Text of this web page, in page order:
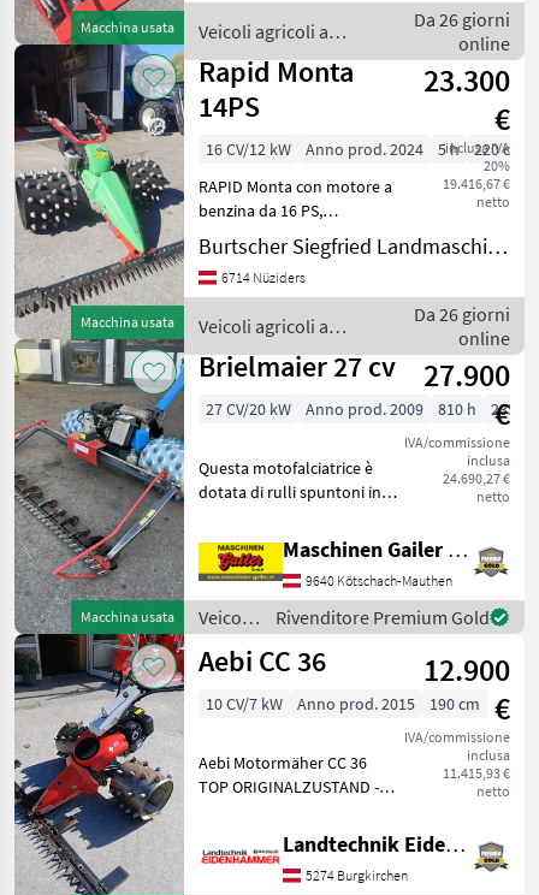
Macchina usata
auch sperrbar,
Stachelwalzen Stahl 4-
Reihig. Grundmasch
Veicoli agricoli a
motore / Rapid
Da 26 giorni
online
Macchina usata
Rapid Monta
14PS
23.300
€
inclusa IVA
20%
19.416,67 €
netto
16 CV/12 kW Anno prod. 2024 5 h
220 cm
RAPID Monta con motore a
benzina da 16 PS,
trasmissione idrostatica,
sterzo a barra e leva, anche
bloccabile, rulli a punte
falciante d
Burtscher Siegfried Landmaschinen
6714 Nüziders
Veicoli agricoli a
motore / Rapid
Da 26 giorni
online
Macchina usata
Brielmaier 27 cv
27.900
€
IVA/commissione
inclusa
24.690,27 €
netto
27 CV/20 kW Anno prod. 2009 810 h 235
Questa motofalciatrice è
dotata di rulli spuntoni in
falciatrice bilama con
larghezza 235 cm. La
macchina è stata
revisionata completame
Maschinen Gailer GmbH
9640 Kötschach-Mauthen
Veicoli
agricoli
a
Rivenditore Premium Gold
Aebi CC 36
12.900
€
IVA/commissione
inclusa
11.415,93 €
netto
10 CV/7 kW Anno prod. 2015 190 cm
Aebi Motormäher CC 36
TOP ORIGINALZUSTAND -
Ps Motor - Hydrostatischer
Fahrantrieb - Lenkholm-
und Lenkhebellenkung -
Landtechnik Eidenhammer GmbH
5274 Burgkirchen